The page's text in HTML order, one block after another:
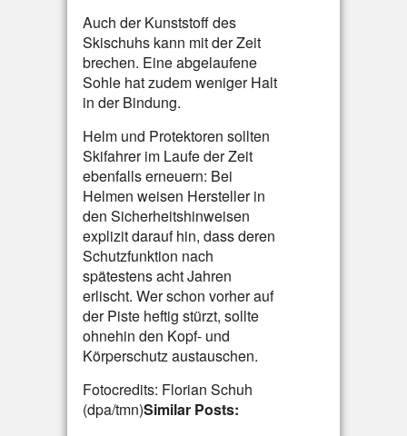
Auch der Kunststoff des
Skischuhs kann mit der Zeit
brechen. Eine abgelaufene
Sohle hat zudem weniger Halt
in der Bindung.
Helm und Protektoren sollten
Skifahrer im Laufe der Zeit
ebenfalls erneuern: Bei
Helmen weisen Hersteller in
den Sicherheitshinweisen
explizit darauf hin, dass deren
Schutzfunktion nach
spätestens acht Jahren
erlischt. Wer schon vorher auf
der Piste heftig stürzt, sollte
ohnehin den Kopf- und
Körperschutz austauschen.
Fotocredits: Florian Schuh
(dpa/tmn)Similar Posts: